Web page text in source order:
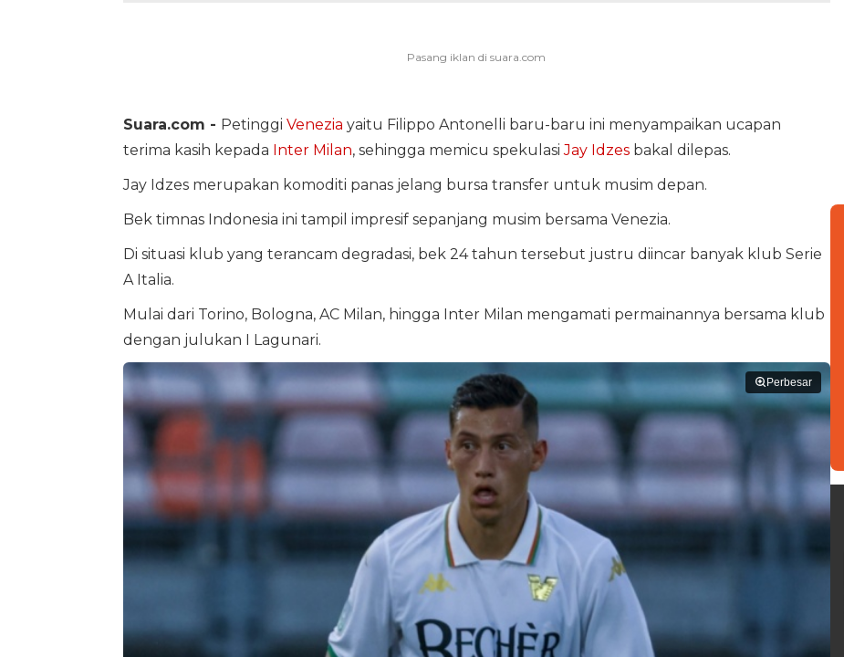
Suara.com - Petinggi Venezia yaitu Filippo Antonelli baru-baru ini menyampaikan ucapan
terima kasih kepada Inter Milan, sehingga memicu spekulasiJay Idzesbakal dilepas.
Jay Idzes merupakan komoditi panas jelang bursa transfer untuk musim depan.
Bek timnas Indonesia ini tampil impresif sepanjang musim bersama Venezia.
Di situasi klub yang terancam degradasi, bek 24 tahun tersebut justru diincar banyak klub Serie
A Italia.
Mulai dari Torino, Bologna, AC Milan, hingga Inter Milan mengamati permainannya bersama klub
dengan julukan I Lagunari.
Perbesar